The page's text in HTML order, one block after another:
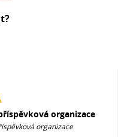
organizace
organizace